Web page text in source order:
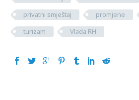
privatni smještaj
promjene
turizam
Vlada RH